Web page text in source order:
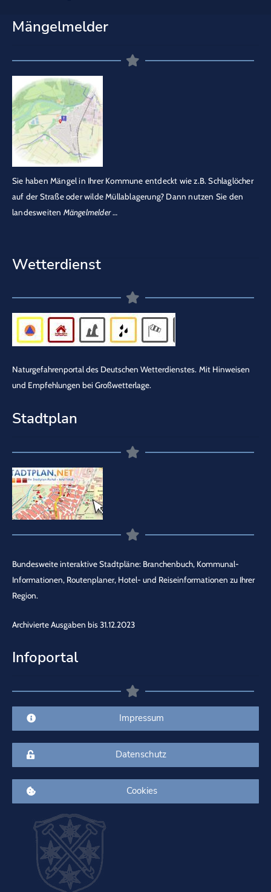
Mängelmelder
Sie haben Mängel in Ihrer Kommune entdeckt wie z.B. Schlaglöcher
auf der Straße oder wilde Müllablagerung? Dann nutzen Sie den
landesweiten Mängelmelder…
Wetterdienst
Naturgefahrenportal des Deutschen Wetterdienstes. Mit Hinweisen
und Empfehlungen bei Großwetterlage.
Stadtplan
Bundesweite interaktive Stadtpläne: Branchenbuch, Kommunal-
Informationen, Routenplaner, Hotel- und Reiseinformationen zu Ihrer
Region.
Archivierte Ausgaben bis 31.12.2023
Infoportal
Impressum
Datenschutz
Cookies